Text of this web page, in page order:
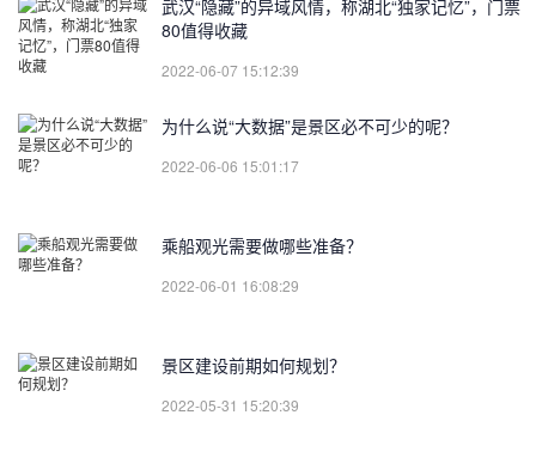
武汉“隐藏”的异域风情，称湖北“独家记忆”，门票
80值得收藏
2022-06-07 15:12:39
为什么说“大数据”是景区必不可少的呢？
2022-06-06 15:01:17
乘船观光需要做哪些准备？
2022-06-01 16:08:29
景区建设前期如何规划？
2022-05-31 15:20:39